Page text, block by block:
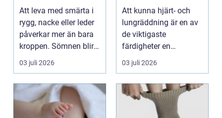
professionell
manuell
behandling
Att leva med smärta i
rygg, nacke eller leder
påverkar mer än bara
kroppen. Sömnen blir
sämre, humör...
03 juli 2026
Att kunna hjärt- och
lungräddning är en av
de viktigaste
färdigheter en
människa kan ha.
Varje år dr...
03 juli 2026